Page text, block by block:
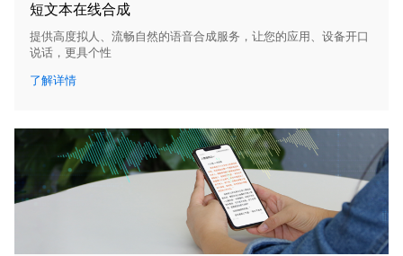
短文本在线合成
提供高度拟人、流畅自然的语音合成服务，让您的应用、设备开口
说话，更具个性
了解详情